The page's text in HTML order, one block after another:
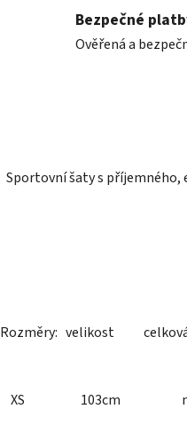
Bezpečné
Ověřená a
Sportovní šaty s
Rozměry: velikost
XS 103cm max